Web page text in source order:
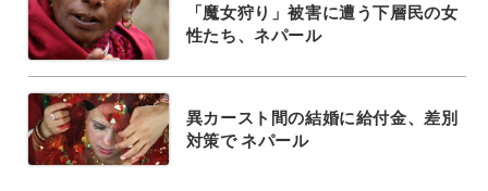
「魔女狩り」被害に遭う下層民の女
性たち、ネパール
異カースト間の結婚に給付金、差別
対策で ネパール